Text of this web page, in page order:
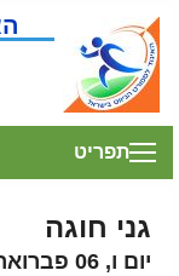
תפריט
גני חוגה
יום ו, 06 פברואר, 2009